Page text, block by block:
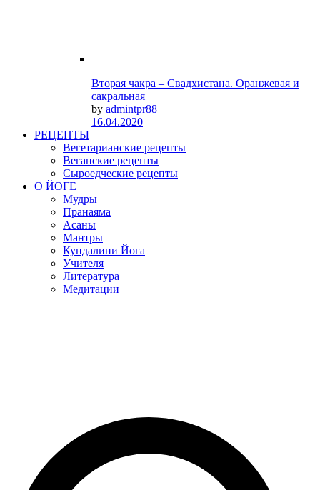
Вторая чакра – Свадхистана. Оранжевая и
сакральная
by admintpr88
16.04.2020
РЕЦЕПТЫ
Вегетарианские рецепты
Веганские рецепты
Сыроедческие рецепты
О ЙОГЕ
Мудры
Пранаяма
Асаны
Мантры
Кундалини Йога
Учителя
Литература
Медитации